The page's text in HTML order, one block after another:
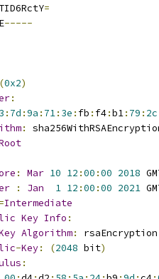
=
-----
(0x2)
:
: 7d :9a : 71: 3e : fb : f4:b1: 79 : 2c
:
: Mar 10 12 :00 :00 2018
: Jan 1 12 :00 :00 2021
=Intermediate
Key Info :
Algorithm:
rsaEncryption
-Key: (2048 bit)
: